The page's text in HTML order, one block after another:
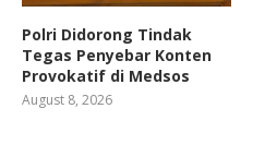
Polri Didorong Tindak
Tegas Penyebar Konten
Provokatif di Medsos
August 8, 2026